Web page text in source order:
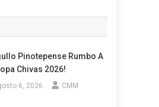
Pinotepense Rumbo A
Chivas 2026!
6, 2026 CMM